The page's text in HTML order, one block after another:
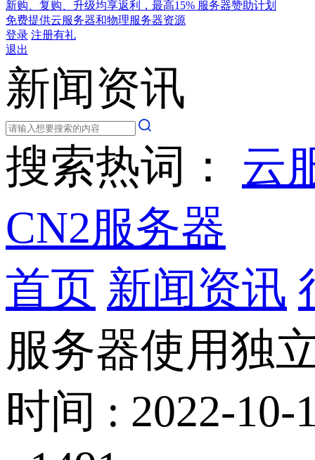
新购、复购、升级均享返利，最高15% 服务器赞助计划
免费提供云服务器和物理服务器资源
登录 注册有礼
退出
新闻资讯
搜索热词： 云
CN2服务器
首页 新闻资讯
服务器使用独
时间 : 2022-10-